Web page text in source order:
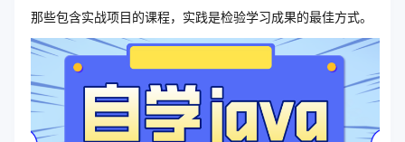
那些包含实战项目的课程，实践是检验学习成果的最佳方式。